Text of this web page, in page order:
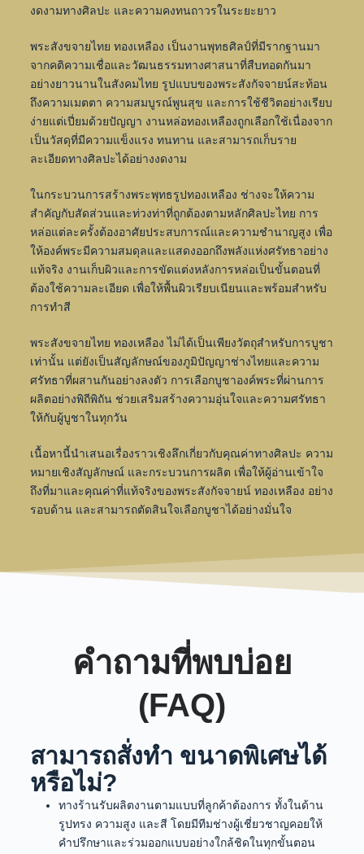
งดงามทางศิลปะ และความคงทนถาวรในระยะยาว
พระสังขจายไทย ทองเหลือง เป็นงานพุทธศิลป์ที่มีรากฐานมา
จากคติความเชื่อและวัฒนธรรมทางศาสนาที่สืบทอดกันมา
อย่างยาวนานในสังคมไทย รูปแบบของพระสังกัจจายน์สะท้อน
ถึงความเมตตา ความสมบูรณ์พูนสุข และการใช้ชีวิตอย่างเรียบ
ง่ายแต่เปี่ยมด้วยปัญญา งานหล่อทองเหลืองถูกเลือกใช้เนื่องจาก
เป็นวัสดุที่มีความแข็งแรง ทนทาน และสามารถเก็บราย
ละเอียดทางศิลปะได้อย่างงดงาม
ในกระบวนการสร้างพระพุทธรูปทองเหลือง ช่างจะให้ความ
สำคัญกับสัดส่วนและท่วงท่าที่ถูกต้องตามหลักศิลปะไทย การ
หล่อแต่ละครั้งต้องอาศัยประสบการณ์และความชำนาญสูง เพื่อ
ให้องค์พระมีความสมดุลและแสดงออกถึงพลังแห่งศรัทธาอย่าง
แท้จริง งานเก็บผิวและการขัดแต่งหลังการหล่อเป็นขั้นตอนที่
ต้องใช้ความละเอียด เพื่อให้พื้นผิวเรียบเนียนและพร้อมสำหรับ
การทำสี
พระสังขจายไทย ทองเหลือง ไม่ได้เป็นเพียงวัตถุสำหรับการบูชา
เท่านั้น แต่ยังเป็นสัญลักษณ์ของภูมิปัญญาช่างไทยและความ
ศรัทธาที่ผสานกันอย่างลงตัว การเลือกบูชาองค์พระที่ผ่านการ
ผลิตอย่างพิถีพิถัน ช่วยเสริมสร้างความอุ่นใจและความศรัทธา
ให้กับผู้บูชาในทุกวัน
เนื้อหานี้นำเสนอเรื่องราวเชิงลึกเกี่ยวกับคุณค่าทางศิลปะ ความ
หมายเชิงสัญลักษณ์ และกระบวนการผลิต เพื่อให้ผู้อ่านเข้าใจ
ถึงที่มาและคุณค่าที่แท้จริงของพระสังกัจจายน์ ทองเหลือง อย่าง
รอบด้าน และสามารถตัดสินใจเลือกบูชาได้อย่างมั่นใจ
คำถามที่พบบ่อย
(FAQ)
สามารถสั่งทำ ขนาดพิเศษได้
หรือไม่?
ทางร้านรับผลิตงานตามแบบที่ลูกค้าต้องการ ทั้งในด้าน
รูปทรง ความสูง และสี โดยมีทีมช่างผู้เชี่ยวชาญคอยให้
คำปรึกษาและร่วมออกแบบอย่างใกล้ชิดในทุกขั้นตอน